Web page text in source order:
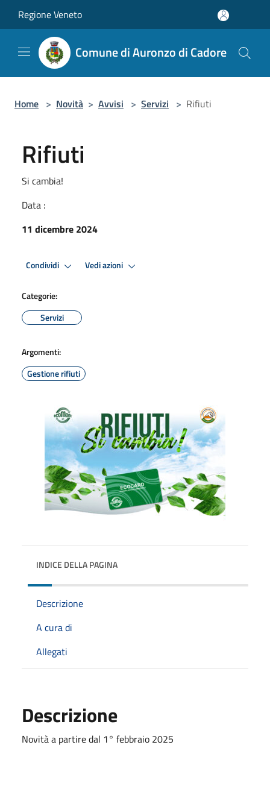
Regione Veneto
Comune di Auronzo di Cadore
Home > Novità > Avvisi > Servizi > Rifiuti
Rifiuti
Si cambia!
Data :
11 dicembre 2024
Condividi Vedi azioni
Categorie:
Servizi
Argomenti:
Gestione rifiuti
INDICE DELLA PAGINA
Descrizione
A cura di
Allegati
Descrizione
Novità a partire dal 1° febbraio 2025